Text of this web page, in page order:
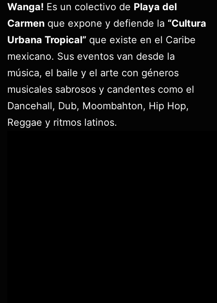
Wanga! Es un colectivo de Playa del
Carmen que expone y defiende la “Cultura
Urbana Tropical” que existe en el Caribe
mexicano. Sus eventos van desde la
música, el baile y el arte con géneros
musicales sabrosos y candentes como el
Dancehall, Dub, Moombahton, Hip Hop,
Reggae y ritmos latinos.